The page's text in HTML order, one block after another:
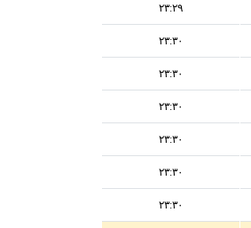
۲۳:۲۹
۲۳:۳۰
۲۳:۳۰
۲۳:۳۰
۲۳:۳۰
۲۳:۳۰
۲۳:۳۰